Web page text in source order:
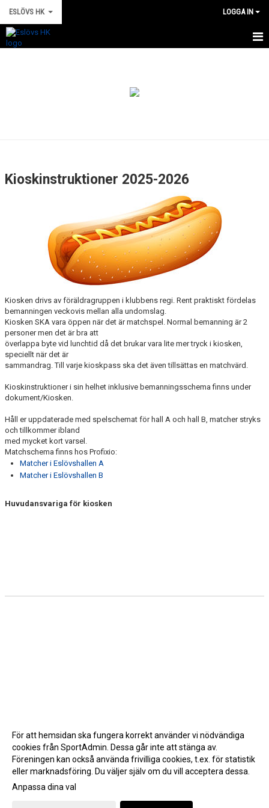
ESLÖVS HK LOGGA IN
DOKUMENT
MEDLEMSLOTTERI
SPONSRING & MARKNAD
Kioskinstruktioner 2025-2026
Kiosken drivs av föräldragruppen i klubbens regi. Rent praktiskt fördelas
bemanningen veckovis mellan alla undomslag.
Kiosken SKA vara öppen när det är matchspel. Normal bemanning är 2
personer men det är bra att
överlappa byte vid lunchtid då det brukar vara lite mer tryck i kiosken,
speciellt när det är
sammandrag. Till varje kioskpass ska det även tillsättas en matchvärd.
Kioskinstruktioner i sin helhet inklusive bemanningsschema finns under
dokument/Kiosken.
Håll er uppdaterade med spelschemat för hall A och hall B, matcher stryks
och tillkommer ibland
med mycket kort varsel.
Matchschema finns hos Profixio:
Matcher i Eslövshallen A
Matcher i Eslövshallen B
Huvudansvariga för kiosken
Gå till Webbversion
För att hemsidan ska fungera korrekt använder vi nödvändiga
cookies från SportAdmin. Dessa går inte att stänga av.
Föreningen kan också använda frivilliga cookies, t.ex. för statistik
eller marknadsföring. Du väljer själv om du vill acceptera dessa.
Anpassa dina val